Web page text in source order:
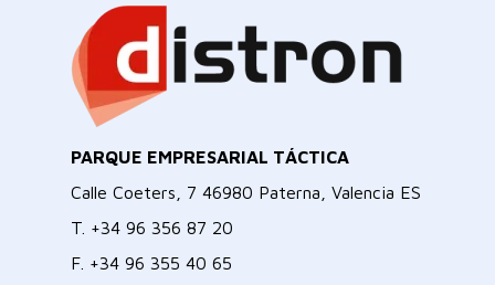
PARQUE EMPRESARIAL TÁCTICA
Calle Coeters, 7 46980 Paterna, Valencia ES
T. +34 96 356 87 20
F. +34 96 355 40 65